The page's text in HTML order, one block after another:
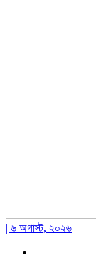
| ৬ অগাস্ট, ২০২৬